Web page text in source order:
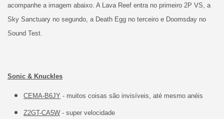
acompanhe a imagem abaixo. A Lava Reef entra no primeiro 2P VS, a
Sky Sanctuary no segundo, a Death Egg no terceiro e Doomsday no
Sound Test.
Sonic & Knuckles
CEMA-B6JY - muitos coisas são invisíveis, até mesmo anéis
Z2GT-CA5W- super velocidade